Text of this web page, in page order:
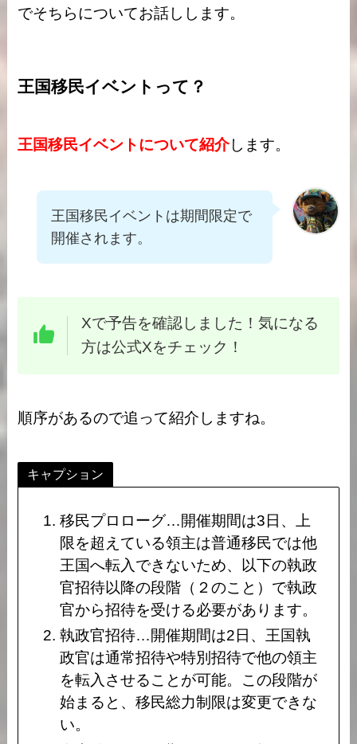
でそちらについてお話しします。
王国移民イベントって？
王国移民イベントについて紹介します。
王国移民イベントは期間限定で
開催されます。
Xで予告を確認しました！気になる
方は公式Xをチェック！
順序があるので追って紹介しますね。
キャプション
移民プロローグ…開催期間は3日、上
限を超えている領主は普通移民では他
王国へ転入できないため、以下の執政
官招待以降の段階（２のこと）で執政
官から招待を受ける必要があります。
執政官招待…開催期間は2日、王国執
政官は通常招待や特別招待で他の領主
を転入させることが可能。この段階が
始まると、移民総力制限は変更できな
い。